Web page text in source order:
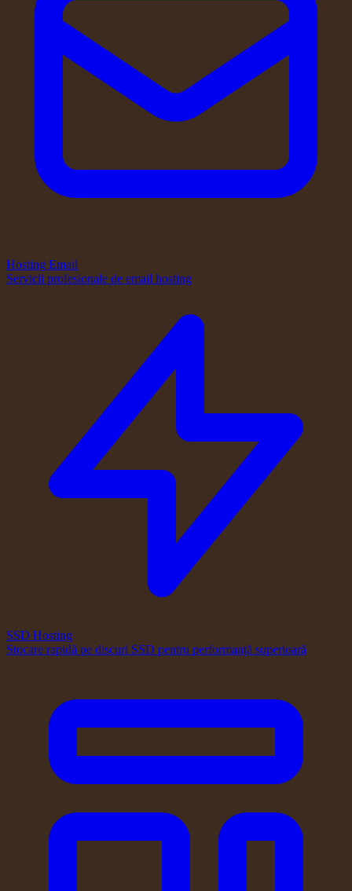
Hosting Email
Servicii profesionale de email hosting
SSD Hosting
Stocare rapidă pe discuri SSD pentru performanță superioară